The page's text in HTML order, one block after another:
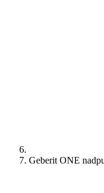
Geberit ONE